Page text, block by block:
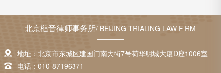
北京槌音律师事务所/ BEIJING TRIALING LAW FIRM
地址：北京市东城区建国门南大街7号荷华明城大厦D座1006室
电话：010-87196371